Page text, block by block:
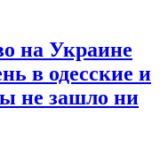
на Украине
в одесские и
не зашло ни